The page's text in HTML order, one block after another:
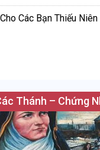
Các Bạn Thiếu
Thánh – Chứng